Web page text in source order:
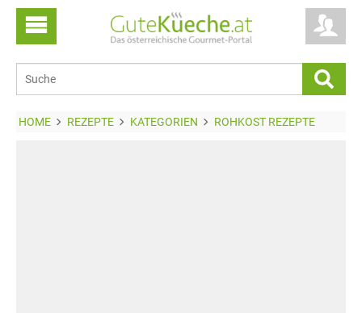
HOME REZEPTE KATEGORIEN ROHKOST REZEPTE